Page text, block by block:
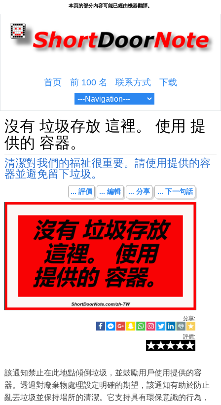
首页 前 100 名 联系方式 下载
沒有 垃圾存放 這裡。 使用 提
供的 容器。
清潔對我們的福祉很重要。請使用提供的容
器並避免留下垃圾。
... 評價 ... 編輯 ... 分享 ... 下一句話
分享:
評價:
該通知禁止在此地點傾倒垃圾，並鼓勵用戶使用提供的容
器。透過對廢棄物處理設定明確的期望，該通知有助於防止
亂丟垃圾並保持場所的清潔。它支持具有環保意識的行為，